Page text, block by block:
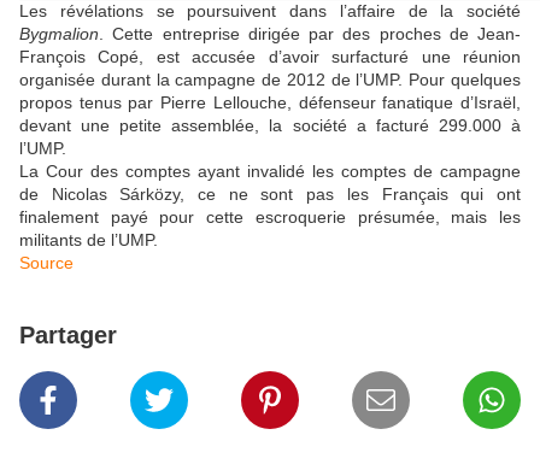
Les révélations se poursuivent dans l’affaire de la société
Bygmalion . Cette entreprise dirigée par des proches de Jean-
François Copé, est accusée d’avoir surfacturé une réunion
organisée durant la campagne de 2012 de l’UMP. Pour quelques
propos tenus par Pierre Lellouche, défenseur fanatique d’Israël,
devant une petite assemblée, la société a facturé 299.000 à
l’UMP.
La Cour des comptes ayant invalidé les comptes de campagne
de Nicolas Sárközy, ce ne sont pas les Français qui ont
finalement payé pour cette escroquerie présumée, mais les
militants de l’UMP.
Source
Partager